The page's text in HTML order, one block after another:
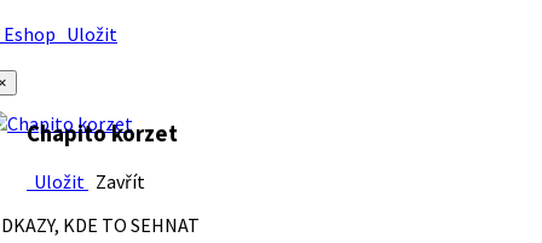
Uložit
Chapito korzet
Uložit Zavřít
KDE TO SEHNAT